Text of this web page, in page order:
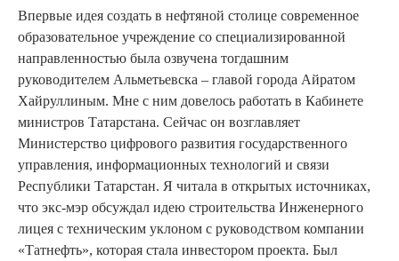
Впервые идея создать в нефтяной столице современное
образовательное учреждение со специализированной
направленностью была озвучена тогдашним
руководителем Альметьевска – главой города Айратом
Хайруллиным. Мне с ним довелось работать в Кабинете
министров Татарстана. Сейчас он возглавляет
Министерство цифрового развития государственного
управления, информационных технологий и связи
Республики Татарстан. Я читала в открытых источниках,
что экс-мэр обсуждал идею строительства Инженерного
лицея с техническим уклоном с руководством компании
«Татнефть», которая стала инвестором проекта. Был